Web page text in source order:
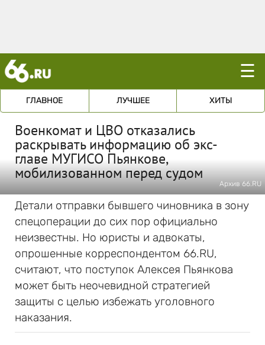
☰
ГЛАВНОЕ ЛУЧШЕЕ ХИТЫ
Военкомат и ЦВО отказались
раскрывать информацию об экс-
главе МУГИСО Пьянкове,
мобилизованном перед судом
Архив 66.RU
Детали отправки бывшего чиновника в зону
спецоперации до сих пор официально
неизвестны. Но юристы и адвокаты,
опрошенные корреспондентом 66.RU,
считают, что поступок Алексея Пьянкова
может быть неочевидной стратегией
защиты с целью избежать уголовного
наказания.